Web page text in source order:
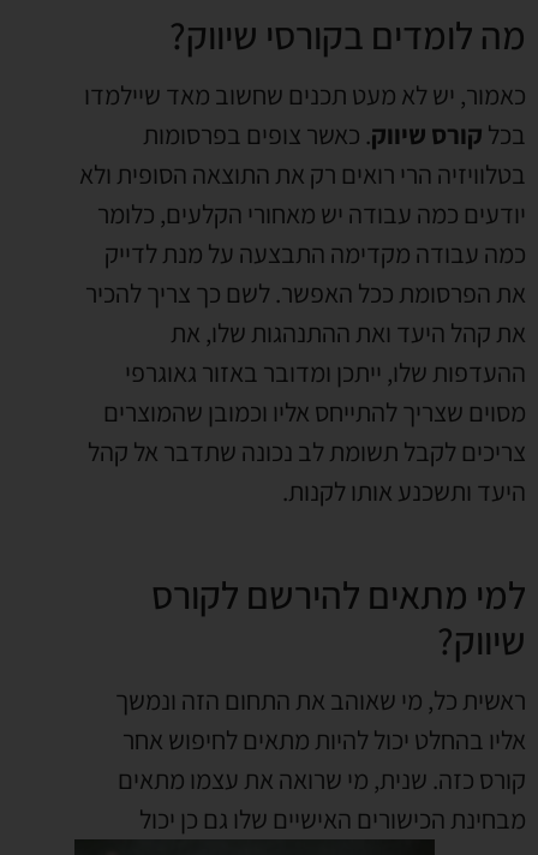
מה לומדים בקורסי שיווק?
כאמור, יש לא מעט תכנים שחשוב מאד שיילמדו
בכל קורס שיווק. כאשר צופים בפרסומות
בטלוויזיה הרי רואים רק את התוצאה הסופית ולא
יודעים כמה עבודה יש מאחורי הקלעים, כלומר
כמה עבודה מקדימה התבצעה על מנת לדייק
את הפרסומת ככל האפשר. לשם כך צריך להכיר
את קהל היעד ואת ההתנהגות שלו, את
ההעדפות שלו, ייתכן ומדובר באזור גאוגרפי
מסוים שצריך להתייחס אליו וכמובן שהמוצרים
צריכים לקבל תשומת לב נכונה שתדבר אל קהל
היעד ותשכנע אותו לקנות.
למי מתאים להירשם לקורס
שיווק?
ראשית כל, מי שאוהב את התחום הזה ונמשך
אליו בהחלט יכול להיות מתאים לחיפוש אחר
קורס כזה. שנית, מי שרואה את עצמו מתאים
מבחינת הכישורים האישיים שלו גם כן יכול